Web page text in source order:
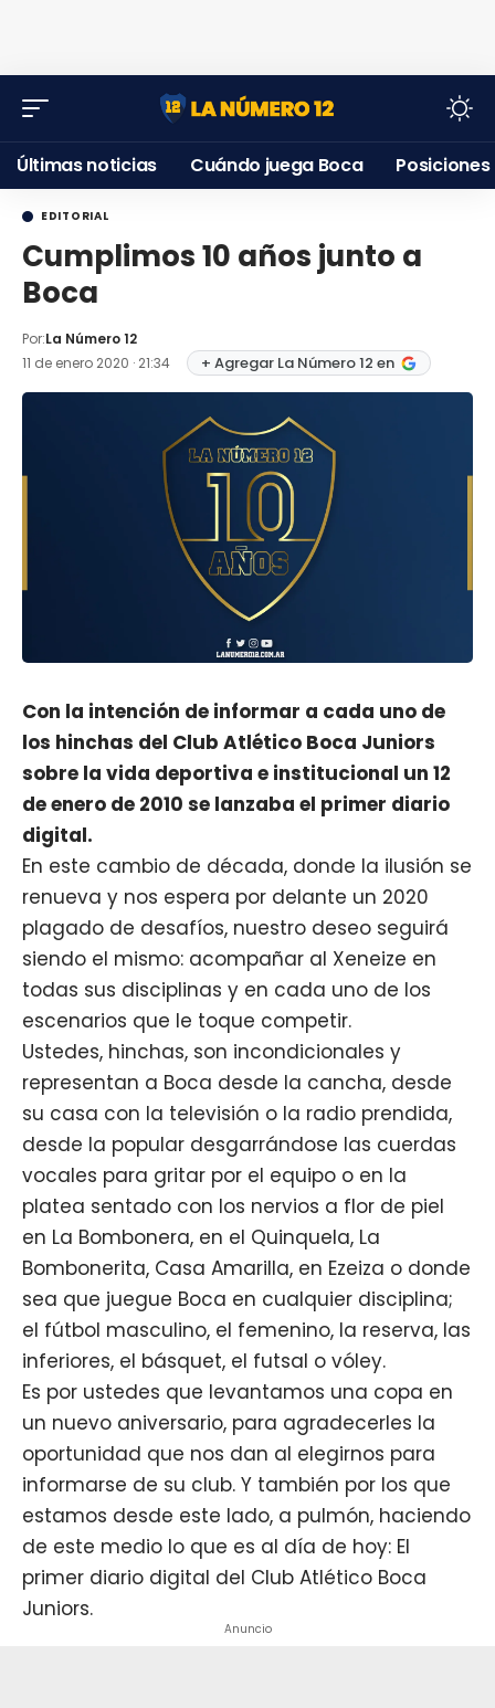
Últimas noticias Cuándo juega Boca Posiciones
EDITORIAL
Cumplimos 10 años junto a
Boca
Por:La Número 12
11 de enero 2020 · 21:34
+ Agregar La Número 12 en
Con la intención de informar a cada uno de
los hinchas del Club Atlético Boca Juniors
sobre la vida deportiva e institucional un 12
de enero de 2010 se lanzaba el primer diario
digital.
En este cambio de década, donde la ilusión se
renueva y nos espera por delante un 2020
plagado de desafíos, nuestro deseo seguirá
siendo el mismo: acompañar al Xeneize en
todas sus disciplinas y en cada uno de los
escenarios que le toque competir.
Ustedes, hinchas, son incondicionales y
representan a Boca desde la cancha, desde
su casa con la televisión o la radio prendida,
desde la popular desgarrándose las cuerdas
vocales para gritar por el equipo o en la
platea sentado con los nervios a flor de piel
en La Bombonera, en el Quinquela, La
Bombonerita, Casa Amarilla, en Ezeiza o donde
sea que juegue Boca en cualquier disciplina;
el fútbol masculino, el femenino, la reserva, las
inferiores, el básquet, el futsal o vóley.
Es por ustedes que levantamos una copa en
un nuevo aniversario, para agradecerles la
oportunidad que nos dan al elegirnos para
informarse de su club. Y también por los que
estamos desde este lado, a pulmón, haciendo
de este medio lo que es al día de hoy: El
primer diario digital del Club Atlético Boca
Juniors.
Anuncio